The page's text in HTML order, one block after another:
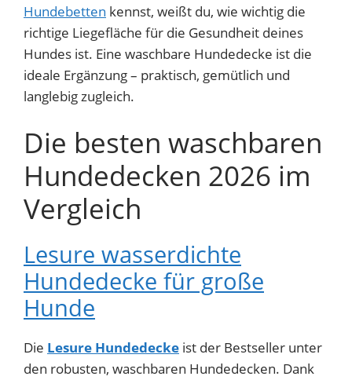
Hundebetten kennst, weißt du, wie wichtig die
richtige Liegefläche für die Gesundheit deines
Hundes ist. Eine waschbare Hundedecke ist die
ideale Ergänzung – praktisch, gemütlich und
langlebig zugleich.
Die besten waschbaren
Hundedecken 2026 im
Vergleich
Lesure wasserdichte
Hundedecke für große
Hunde
Die Lesure Hundedecke ist der Bestseller unter
den robusten, waschbaren Hundedecken. Dank